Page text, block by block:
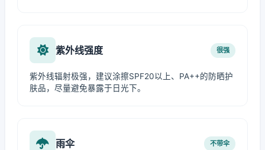
紫外线强度 很强
紫外线辐射极强，建议涂擦SPF20以上、PA++的防晒护
肤品，尽量避免暴露于日光下。
雨伞 不带伞